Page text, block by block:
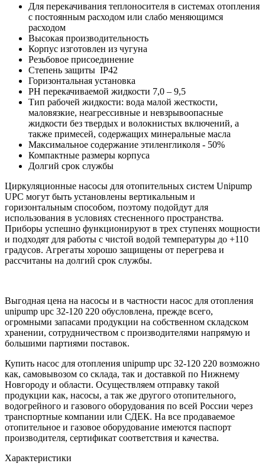
Для перекачивания теплоносителя в системах отопления
с постоянным расходом или слабо меняющимся
расходом
Высокая производительность
Корпус изготовлен из чугуна
Резьбовое присоединение
Степень защиты IP42
Горизонтальная установка
РН перекачиваемой жидкости 7,0 – 9,5
Тип рабочей жидкости: вода малой жесткости,
маловязкие, неагрессивные и невзрывоопасные
жидкости без твердых и волокнистых включений, а
также примесей, содержащих минеральные масла
Максимальное содержание этиленгликоля - 50%
Компактные размеры корпуса
Долгий срок службы
Циркуляционные насосы для отопительных систем Unipump
UPС могут быть установлены вертикальным и
горизонтальным способом, поэтому подойдут для
использования в условиях стесненного пространства.
Приборы успешно функционируют в трех ступенях мощности
и подходят для работы с чистой водой температуры до +110
градусов. Агрегаты хорошо защищены от перегрева и
рассчитаны на долгий срок службы.
Выгодная цена на насосы и в частности насос для отопления
unipump upc 32-120 220 обусловлена, прежде всего,
огромными запасами продукции на собственном складском
хранении, сотрудничеством с производителями напрямую и
большими партиями поставок.
Купить насос для отопления unipump upc 32-120 220 возможно
как, самовывозом со склада, так и доставкой по Нижнему
Новгороду и области. Осуществляем отправку такой
продукции как, насосы, а так же другого отопительного,
водогрейного и газового оборудования по всей России через
транспортные компании или СДЕК. На все продаваемое
отопительное и газовое оборудование имеются паспорт
производителя, сертификат соответствия и качества.
Характеристики